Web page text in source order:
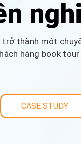
thành một
hàng book
CASE STUDY